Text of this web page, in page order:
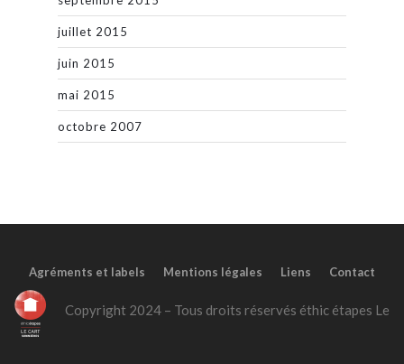
juillet 2015
juin 2015
mai 2015
octobre 2007
Agréments et labels Mentions légales Liens Contact
Copyright 2024 – Tous droits réservés éthic étapes Le